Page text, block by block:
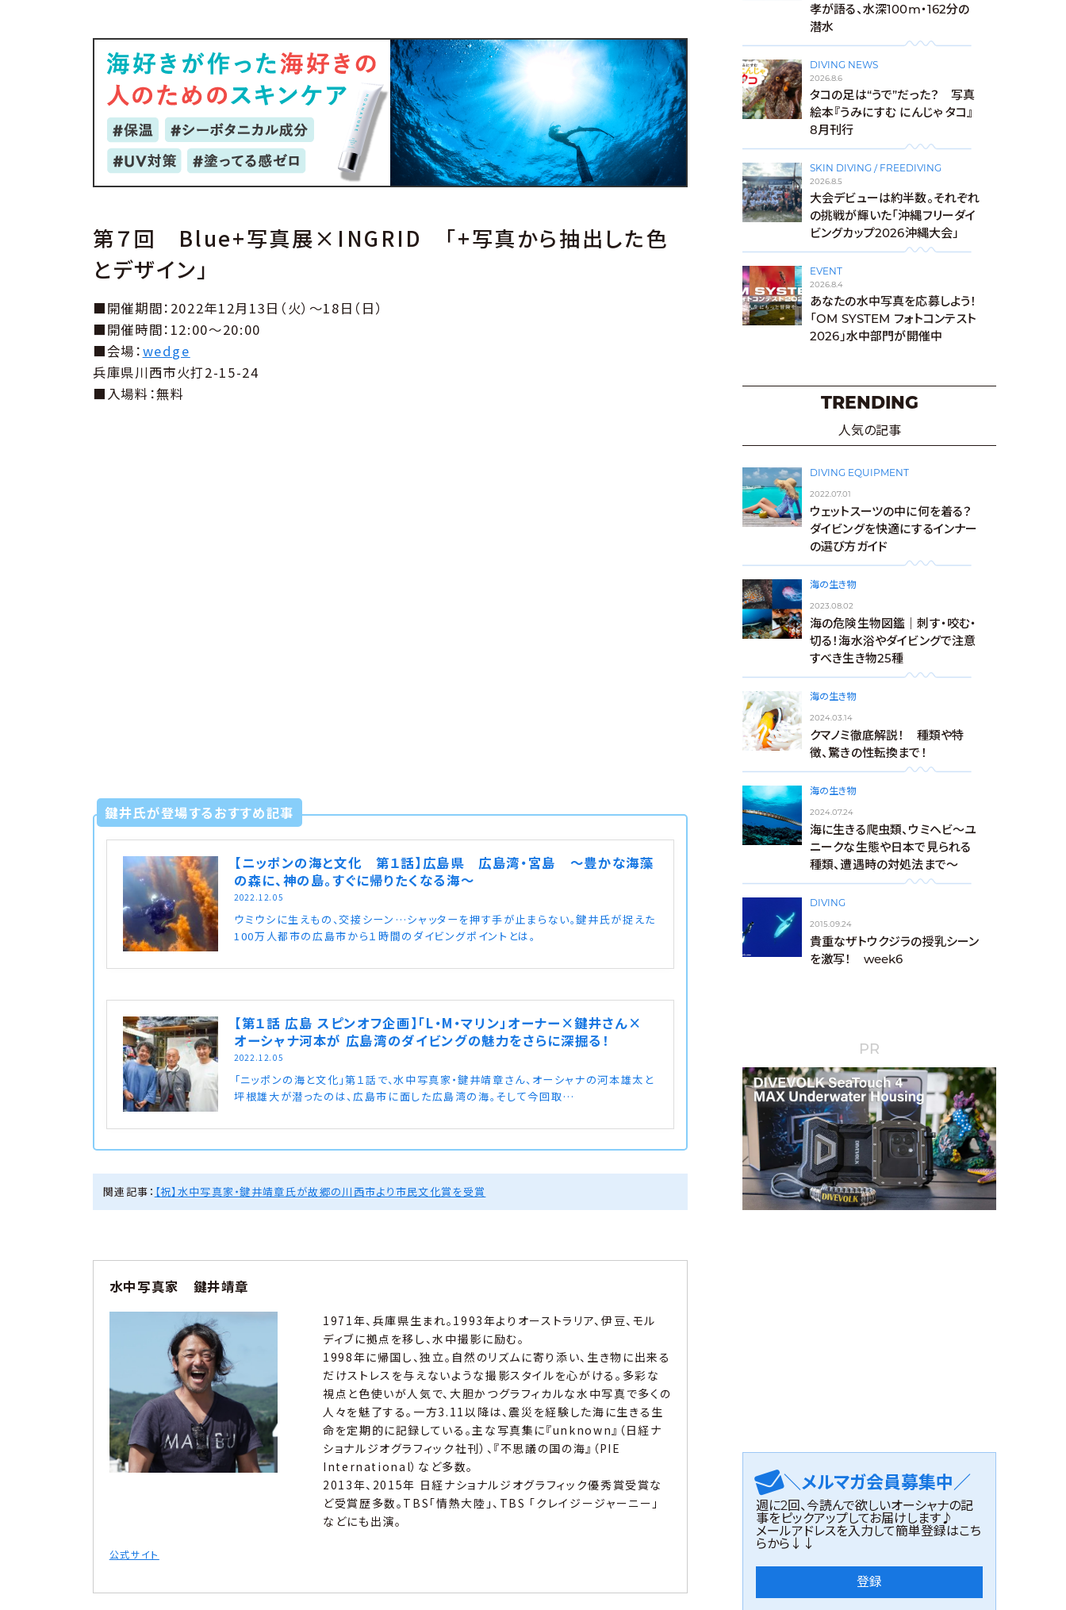
第７回 Blue+写真展×INGRID 「+写真から抽出した色
とデザイン」
■開催期間：2022年12月13日（火）～18日（日）
■開催時間：12:00～20:00
■会場：wedge
兵庫県川西市火打2-15-24
■入場料：無料
鍵井氏が登場するおすすめ記事
【ニッポンの海と文化 第１話】広島県 広島湾・宮島 ～豊かな海藻
の森に、神の島。すぐに帰りたくなる海～
2022.12.05
ウミウシに生えもの、交接シーン…シャッターを押す手が止まらない。鍵井氏が捉えた
100万人都市の広島市から１時間のダイビングポイントとは。
【第１話 広島 スピンオフ企画】「L・M・マリン」オーナー×鍵井さん×
オーシャナ河本が 広島湾のダイビングの魅力をさらに深掘る！
2022.12.05
「ニッポンの海と文化」第１話で、水中写真家・鍵井靖章さん、オーシャナの河本雄太と
坪根雄大が潜ったのは、広島市に面した広島湾の海。そして今回取…
関連記事： 【祝】水中写真家・鍵井靖章氏が故郷の川西市より市民文化賞を受賞
水中写真家 鍵井靖章
1971年、兵庫県生まれ。1993年よりオーストラリア、伊豆、モル
ディブに拠点を移し、水中撮影に励む。
1998年に帰国し、独立。自然のリズムに寄り添い、生き物に出来る
だけストレスを与えないような撮影スタイルを心がける。多彩な
視点と色使いが人気で、大胆かつグラフィカルな水中写真で多くの
人々を魅了する。一方3.11以降は、震災を経験した海に生きる生
命を定期的に記録している。主な写真集に『unknown』（日経ナ
ショナルジオグラフィック社刊）、『不思議の国の海』（PIE
International）など多数。
2013年、2015年 日経ナショナルジオグラフィック優秀賞受賞な
ど受賞歴多数。TBS「情熱大陸」、TBS 「クレイジージャーニー」
などにも出演。
公式サイト
孝が語る、水深100m・162分の
潜水
DIVING NEWS
2026.8.6
タコの足は“うで”だった？ 写真
絵本『うみにすむ にんじゃ タコ』
8月刊行
SKIN DIVING / FREEDIVING
2026.8.5
大会デビューは約半数。それぞれ
の挑戦が輝いた「沖縄フリーダイ
ビングカップ2026沖縄大会」
EVENT
2026.8.4
あなたの水中写真を応募しよう！
「OM SYSTEM フォトコンテスト
2026」水中部門が開催中
TRENDING
人気の記事
DIVING EQUIPMENT
2022.07.01
ウェットスーツの中に何を着る？
ダイビングを快適にするインナー
の選び方ガイド
海の生き物
2023.08.02
海の危険生物図鑑｜刺す・咬む・
切る！海水浴やダイビングで注意
すべき生き物25種
海の生き物
2024.03.14
クマノミ徹底解説！ 種類や特
徴、驚きの性転換まで！
海の生き物
2024.07.24
海に生きる爬虫類、ウミヘビ～ユ
ニークな生態や日本で見られる
種類、遭遇時の対処法まで～
DIVING
2015.09.24
貴重なザトウクジラの授乳シーン
を激写！ week6
PR
＼メルマガ会員募集中／
週に2回、今読んで欲しいオーシャナの記
事をピックアップしてお届けします♪
メールアドレスを入力して簡単登録はこち
らから↓↓
登録